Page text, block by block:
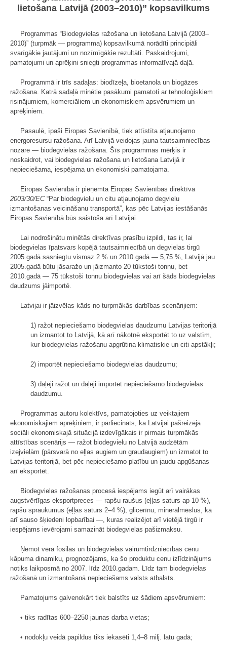
lietošana Latvijā (2003–2010)” kopsavilkums
Programmas “Biodegvielas ražošana un lietošana Latvijā (2003–
2010)” (turpmāk — programma) kopsavilkumā norādīti principiāli
svarīgākie jautājumi un nozīmīgākie rezultāti. Paskaidrojumi,
pamatojumi un aprēķini sniegti programmas informatīvajā daļā.
Programmā ir trīs sadaļas: biodīzeļa, bioetanola un biogāzes
ražošana. Katrā sadaļā minētie pasākumi pamatoti ar tehnoloģiskiem
risinājumiem, komerciāliem un ekonomiskiem apsvērumiem un
aprēķiniem.
Pasaulē, īpaši Eiropas Savienībā, tiek attīstīta atjaunojamo
energoresursu ražošana. Arī Latvijā veidojas jauna tautsaimniecības
nozare — biodegvielas ražošana. Šīs programmas mērķis ir
noskaidrot, vai biodegvielas ražošana un lietošana Latvijā ir
nepieciešama, iespējama un ekonomiski pamatojama.
Eiropas Savienībā ir pieņemta Eiropas Savienības direktīva
2003/30/EC“Par biodegvielu un citu atjaunojamo degvielu
izmantošanas veicināšanu transportā”, kas pēc Latvijas iestāšanās
Eiropas Savienībā būs saistoša arī Latvijai.
Lai nodrošinātu minētās direktīvas prasību izpildi, tas ir, lai
biodegvielas īpatsvars kopējā tautsaimniecībā un degvielas tirgū
2005.gadā sasniegtu vismaz 2 % un 2010.gadā — 5,75 %, Latvijā jau
2005.gadā būtu jāsaražo un jāizmanto 20 tūkstoši tonnu, bet
2010.gadā — 75 tūkstoši tonnu biodegvielas vai arī šāds biodegvielas
daudzums jāimportē.
Latvijai ir jāizvēlas kāds no turpmākās darbības scenārijiem:
1) ražot nepieciešamo biodegvielas daudzumu Latvijas teritorijā
un izmantot to Latvijā, kā arī nākotnē eksportēt to uz valstīm,
kur biodegvielas ražošanu apgrūtina klimatiskie un citi apstākļi;
2) importēt nepieciešamo biodegvielas daudzumu;
3) daļēji ražot un daļēji importēt nepieciešamo biodegvielas
daudzumu.
Programmas autoru kolektīvs, pamatojoties uz veiktajiem
ekonomiskajiem aprēķiniem, ir pārliecināts, ka Latvijai pašreizējā
sociāli ekonomiskajā situācijā izdevīgākais ir pirmais turpmākās
attīstības scenārijs — ražot biodegvielu no Latvijā audzētām
izejvielām (pārsvarā no eļļas augiem un graudaugiem) un izmatot to
Latvijas teritorijā, bet pēc nepieciešamo platību un jaudu apgūšanas
arī eksportēt.
Biodegvielas ražošanas procesā iespējams iegūt arī vairākas
augstvērtīgas eksportpreces — rapšu raušus (eļļas saturs ap 10 %),
rapšu spraukumus (eļļas saturs 2–4 %), glicerīnu, minerālmēslus, kā
arī sauso šķiedeni lopbarībai —, kuras realizējot arī vietējā tirgū ir
iespējams ievērojami samazināt biodegvielas pašizmaksu.
Ņemot vērā fosilās un biodegvielas vairumtirdzniecības cenu
kāpuma dinamiku, prognozējams, ka šo produktu cenu izlīdzinājums
notiks laikposmā no 2007. līdz 2010.gadam. Līdz tam biodegvielas
ražošanā un izmantošanā nepieciešams valsts atbalsts.
Pamatojums galvenokārt tiek balstīts uz šādiem apsvērumiem:
• tiks radītas 600–2250 jaunas darba vietas;
• nodokļu veidā papildus tiks iekasēti 1,4–8 milj. latu gadā;